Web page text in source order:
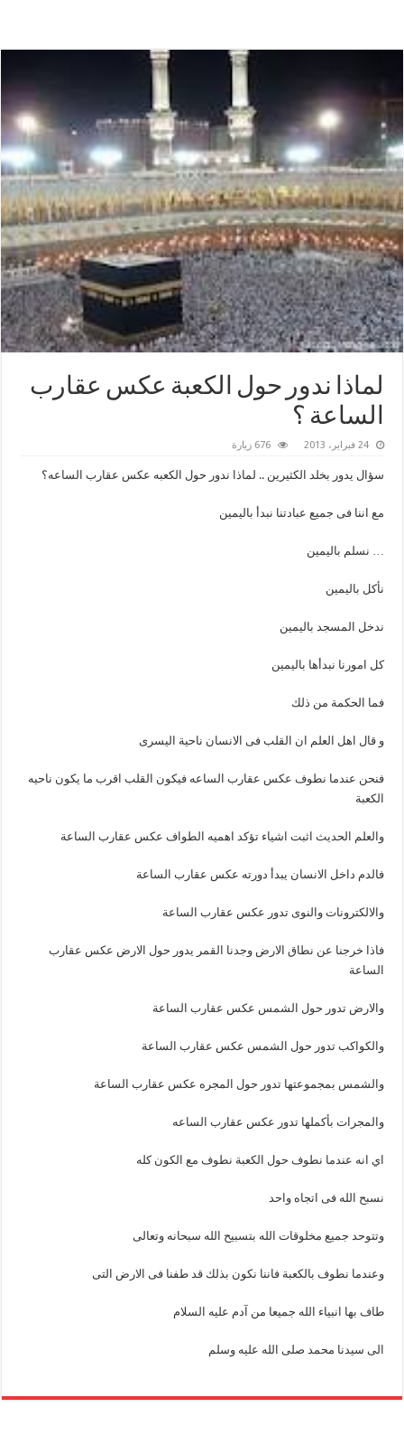
لماذا ندور حول الكعبة عكس عقارب
الساعة ؟
24 فبراير، 2013 676 زيارة
سؤال يدور بخلد الكثيرين .. لماذا ندور حول الكعبه عكس عقارب الساعه؟
مع اننا فى جميع عبادتنا نبدأ باليمين
… نسلم باليمين
نأكل باليمين
ندخل المسجد باليمين
كل امورنا نبدأها باليمين
فما الحكمة من ذلك
و قال اهل العلم ان القلب فى الانسان ناحية اليسرى
فنحن عندما نطوف عكس عقارب الساعه فيكون القلب اقرب ما يكون ناحيه
الكعبة
والعلم الحديث اثبت اشياء تؤكد اهميه الطواف عكس عقارب الساعة
فالدم داخل الانسان يبدأ دورته عكس عقارب الساعة
والالكترونات والنوى تدور عكس عقارب الساعة
فاذا خرجنا عن نطاق الارض وجدنا القمر يدور حول الارض عكس عقارب
الساعة
والارض تدور حول الشمس عكس عقارب الساعة
والكواكب تدور حول الشمس عكس عقارب الساعة
والشمس بمجموعتها تدور حول المجره عكس عقارب الساعة
والمجرات بأكملها تدور عكس عقارب الساعه
اي انه عندما نطوف حول الكعبة نطوف مع الكون كله
نسبح الله فى اتجاه واحد
وتتوحد جميع مخلوقات الله بتسبيح الله سبحانه وتعالى
وعندما نطوف بالكعبة فاننا نكون بذلك قد طفنا فى الارض التى
طاف بها انبياء الله جميعا من آدم عليه السلام
الى سيدنا محمد صلى الله عليه وسلم